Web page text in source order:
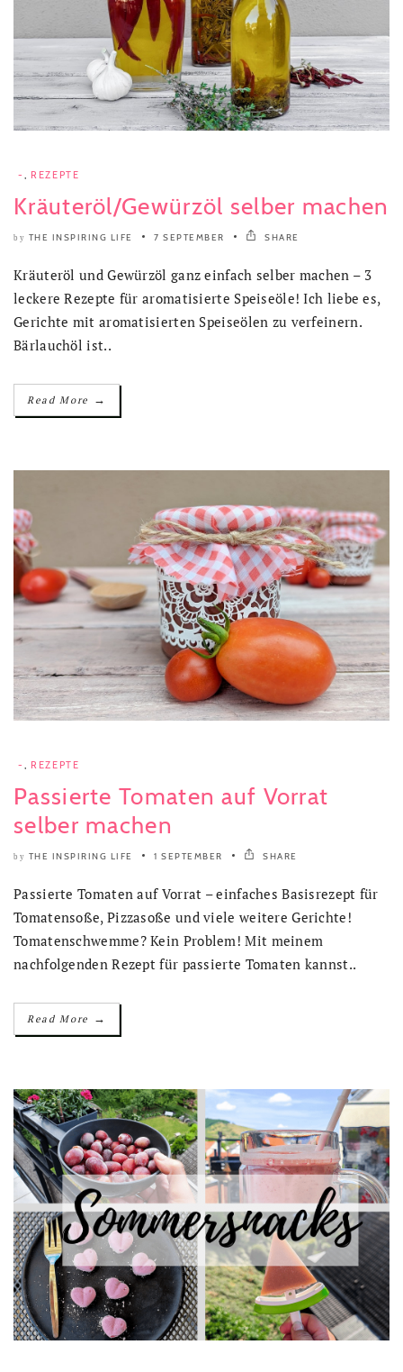
- REZEPTE
Kräuteröl/Gewürzöl selber machen
by THE INSPIRING LIFE 7 SEPTEMBER SHARE
Kräuteröl und Gewürzöl ganz einfach selber machen – 3
leckere Rezepte für aromatisierte Speiseöle! Ich liebe es,
Gerichte mit aromatisierten Speiseölen zu verfeinern.
Bärlauchöl ist..
Read More →
- , REZEPTE
Passierte Tomaten auf Vorrat
selber machen
by THE INSPIRING LIFE 1 SEPTEMBER SHARE
Passierte Tomaten auf Vorrat – einfaches Basisrezept für
Tomatensoße, Pizzasoße und viele weitere Gerichte!
Tomatenschwemme? Kein Problem! Mit meinem
nachfolgenden Rezept für passierte Tomaten kannst..
Read More →